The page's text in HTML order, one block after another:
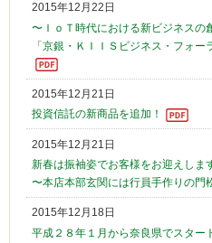
2015年12月22日
〜ＩｏＴ時代における新ビジネスの
「京銀・ＫＩＩＳビジネス・フォー
2015年12月21日
投資信託の新商品を追加！
2015年12月21日
新春は振袖姿でお客様をお迎えしま
〜本店本部玄関には行員手作りの門
2015年12月18日
平成２８年１月から奈良県でスター